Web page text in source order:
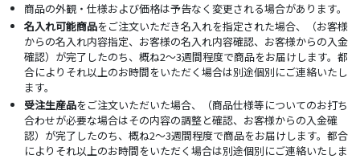
商品の外観・仕様および価格は予告なく変更される場合があります。
名入れ可能商品をご注文いただき名入れを指定された場合、（お客様
からの名入れ内容指定、お客様の名入れ内容確認、お客様からの入金
確認）が完了したのち、概ね2～3週間程度で商品をお届けします。都
合によりそれ以上のお時間をいただく場合は別途個別にご連絡いたし
ます。
受注生産品をご注文いただいた場合、（商品仕様等についてのお打ち
合わせが必要な場合はその内容の調整と確認、お客様からの入金確
認）が完了したのち、概ね2～3週間程度で商品をお届けします。都合
によりそれ以上のお時間をいただく場合は別途個別にご連絡いたしま